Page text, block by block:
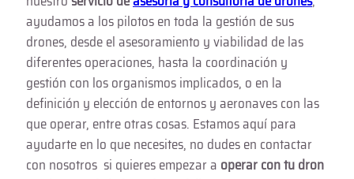
ayudamos a los pilotos en toda la gestión de sus
drones, desde el asesoramiento y viabilidad de las
diferentes operaciones, hasta la coordinación y
gestión con los organismos implicados, o en la
definición y elección de entornos y aeronaves con las
que operar, entre otras cosas. Estamos aquí para
ayudarte en lo que necesites, no dudes en contactar
con nosotros si quieres empezar a operar con tu dron